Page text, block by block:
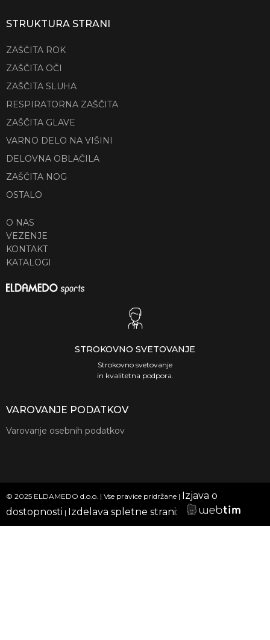
STRUKTURA STRANI
ZAŠČITA ROK
ZAŠČITA OČI
ZAŠČITA SLUHA
RESPIRATORNA ZAŠČITA
ZAŠČITA GLAVE
VARNO DELO NA VIŠINI
DELOVNA OBLAČILA
ZAŠČITA NOG
OSTALO
O NAS
VEZENJE
KONTAKT
KATALOGI
STROKOVNO SVETOVANJE
Strokovno svetovanje
in kvalitetna podpora.
VAROVANJE PODATKOV
Varovanje osebnih podatkov
© 2025 ELDAMEDO d.o.o. | Vse pravice pridržane | Izjava o
dostopnosti | Izdelava spletne strani: